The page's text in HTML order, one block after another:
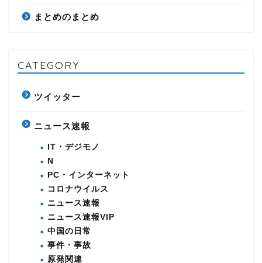
まとめのまとめ
CATEGORY
ツイッター
ニュース速報
IT・デジモノ
N
PC・インターネット
コロナウイルス
ニュース速報
ニュース速報VIP
中国の日常
事件・事故
原発関連